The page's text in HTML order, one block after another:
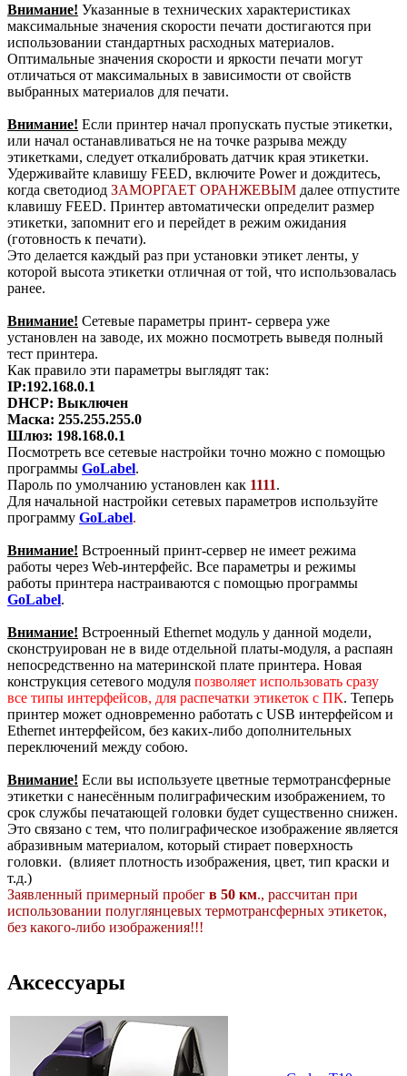
Внимание! Указанные в технических характеристиках
максимальные значения скорости печати достигаются при
использовании стандартных расходных материалов.
Оптимальные значения скорости и яркости печати могут
отличаться от максимальных в зависимости от свойств
выбранных материалов для печати.
Внимание! Если принтер начал пропускать пустые этикетки,
или начал останавливаться не на точке разрыва между
этикетками, следует откалибровать датчик края этикетки.
Удерживайте клавишу FEED, включите Power и дождитесь,
когда светодиод ЗАМОРГАЕТ ОРАНЖЕВЫМ далее отпустите
клавишу FEED. Принтер автоматически определит размер
этикетки, запомнит его и перейдет в режим ожидания
(готовность к печати).
Это делается каждый раз при установки этикет ленты, у
которой высота этикетки отличная от той, что использовалась
ранее.
Внимание! Сетевые параметры принт- сервера уже
установлен на заводе, их можно посмотреть выведя полный
тест принтера.
Как правило эти параметры выглядят так:
IP:192.168.0.1
DHCP: Выключен
Маска: 255.255.255.0
Шлюз: 198.168.0.1
Посмотреть все сетевые настройки точно можно с помощью
программы GoLabel.
Пароль по умолчанию установлен как 1111.
Для начальной настройки сетевых параметров используйте
программу GoLabel.
Внимание! Встроенный принт-сервер не имеет режима
работы через Web-интерфейс. Все параметры и режимы
работы принтера настраиваются с помощью программы
GoLabel.
Внимание! Встроенный Ethernet модуль у данной модели,
сконструирован не в виде отдельной платы-модуля, а распаян
непосредственно на материнской плате принтера. Новая
конструкция сетевого модуля позволяет использовать сразу
все типы интерфейсов, для распечатки этикеток с ПК. Теперь
принтер может одновременно работать с USB интерфейсом и
Ethernet интерфейсом, без каких-либо дополнительных
переключений между собою.
Внимание! Если вы используете цветные термотрансферные
этикетки с нанесённым полиграфическим изображением, то
срок службы печатающей головки будет существенно снижен.
Это связано с тем, что полиграфическое изображение является
абразивным материалом, который стирает поверхность
головки. (влияет плотность изображения, цвет, тип краски и
т.д.)
Заявленный примерный пробег в 50 км., рассчитан при
использовании полуглянцевых термотрансферных этикеток,
без какого-либо изображения!!!
Аксессуары